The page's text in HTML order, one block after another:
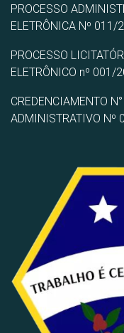
PROCESSO
ELETRÔNICA Nº 011/
PROCESSO
ELETRÔNICO nº 001/
CREDENCIAMENTO
ADMINISTRATIVO Nº